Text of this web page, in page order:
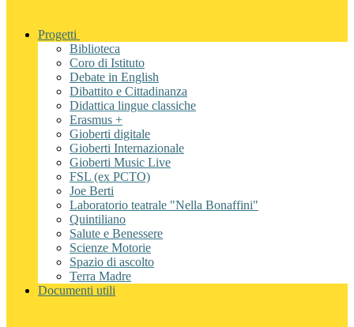
Progetti
Biblioteca
Coro di Istituto
Debate in English
Dibattito e Cittadinanza
Didattica lingue classiche
Erasmus +
Gioberti digitale
Gioberti Internazionale
Gioberti Music Live
FSL (ex PCTO)
Joe Berti
Laboratorio teatrale "Nella Bonaffini"
Quintiliano
Salute e Benessere
Scienze Motorie
Spazio di ascolto
Terra Madre
Documenti utili